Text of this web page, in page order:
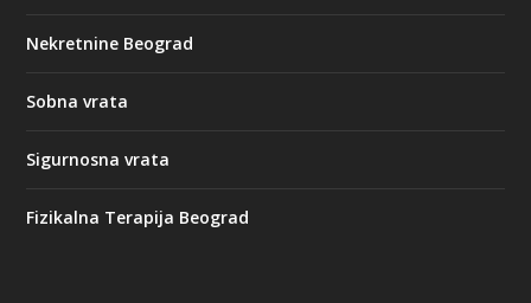
Nekretnine Beograd
Sobna vrata
Sigurnosna vrata
Fizikalna Terapija Beograd